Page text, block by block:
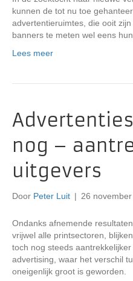
kunnen de tot nu toe
advertentieruimtes, die ooit zijn
banners te meten wel eens
Lees meer
nog –
uitgevers
Door Peter Luit | 26
Ondanks afnemende
vrijwel alle printsectoren,
toch nog steeds
advertising, waar het verschil
oneigenlijk groot is geworden.